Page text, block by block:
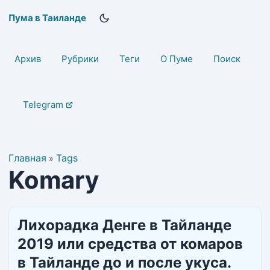
Пума в Таиланде
Архив Рубрики Теги О Пуме Поиск
Telegram
Главная » Tags
Komary
Лихорадка Денге в Тайланде
2019 или средства от комаров
в Тайланде до и после укуса.